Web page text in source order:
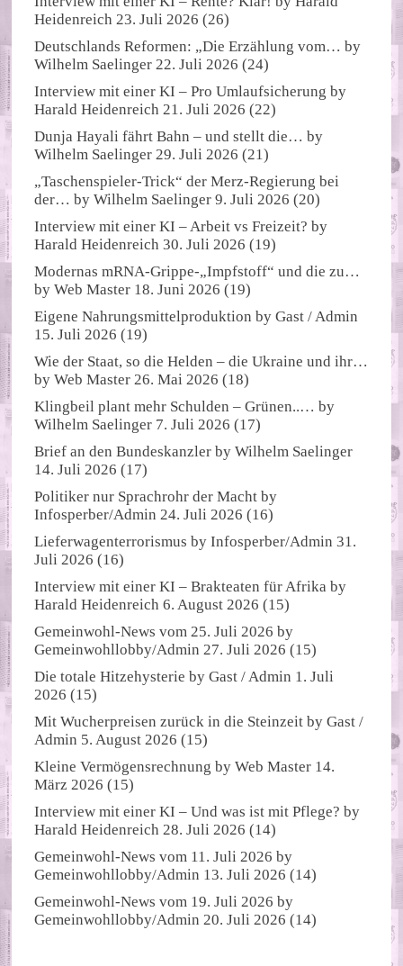
Heidenreich 23. Juli 2026 (26)
Deutschlands Reformen: „Die Erzählung vom… by
Wilhelm Saelinger 22. Juli 2026 (24)
Interview mit einer KI – Pro Umlaufsicherung by
Harald Heidenreich 21. Juli 2026 (22)
Dunja Hayali fährt Bahn – und stellt die… by
Wilhelm Saelinger 29. Juli 2026 (21)
„Taschenspieler-Trick“ der Merz-Regierung bei
der… byWilhelm Saelinger 9. Juli 2026 (20)
Interview mit einer KI – Arbeit vs Freizeit? by
Harald Heidenreich 30. Juli 2026 (19)
Modernas mRNA-Grippe-„Impfstoff“ und die zu…
byWeb Master 18. Juni 2026 (19)
Eigene Nahrungsmittelproduktion byGast / Admin
15. Juli 2026 (19)
Wie der Staat, so die Helden – die Ukraine und ihr…
byWeb Master 26. Mai 2026 (18)
Klingbeil plant mehr Schulden – Grünen..… by
Wilhelm Saelinger 7. Juli 2026 (17)
Brief an den Bundeskanzler byWilhelm Saelinger
14. Juli 2026 (17)
Politiker nur Sprachrohr der Macht by
Infosperber/Admin 24. Juli 2026 (16)
Lieferwagenterrorismus byInfosperber/Admin 31.
Juli 2026 (16)
Interview mit einer KI – Brakteaten für Afrika by
Harald Heidenreich 6. August 2026 (15)
Gemeinwohl-News vom 25. Juli 2026 by
Gemeinwohllobby/Admin 27. Juli 2026 (15)
Die totale Hitzehysterie byGast / Admin 1. Juli
2026 (15)
Mit Wucherpreisen zurück in die Steinzeit byGast /
Admin 5. August 2026 (15)
Kleine Vermögensrechnung byWeb Master 14.
März 2026 (15)
Interview mit einer KI – Und was ist mit Pflege? by
Harald Heidenreich 28. Juli 2026 (14)
Gemeinwohl-News vom 11. Juli 2026 by
Gemeinwohllobby/Admin 13. Juli 2026 (14)
Gemeinwohl-News vom 19. Juli 2026 by
Gemeinwohllobby/Admin 20. Juli 2026 (14)